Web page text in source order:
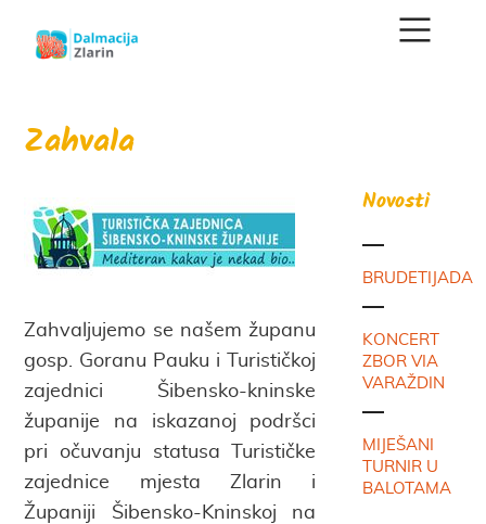
Zahvala
Zahvaljujemo se našem županu
gosp. Goranu Pauku i Turističkoj
zajednici Šibensko-kninske
županije na iskazanoj podršci
pri očuvanju statusa Turističke
zajednice mjesta Zlarin i
Županiji Šibensko-Kninskoj na
Novosti
BRUDETIJADA
KONCERT
ZBOR VIA
VARAŽDIN
MIJEŠANI
TURNIR U
BALOTAMA